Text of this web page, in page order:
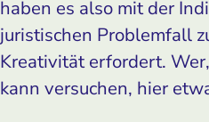
haben es also mit der
juristischen Problemfall
Kreativität erfordert.
kann versuchen, hier